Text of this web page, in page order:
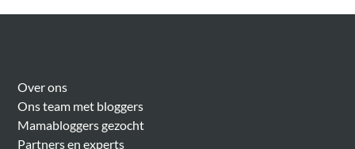
Over ons
Ons team met bloggers
Mamabloggers gezocht
Partners en experts